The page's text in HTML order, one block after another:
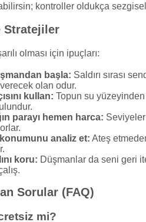
kontroller oldukça sezgisel
Stratejiler
olması için ipuçları:
başla: Saldırı sırası
olan odur.
kullan: Topun su
parayı hemen harca:
analiz et: Ateş
koru: Düşmanlar da seni geri
Sorular (FAQ)
mi?